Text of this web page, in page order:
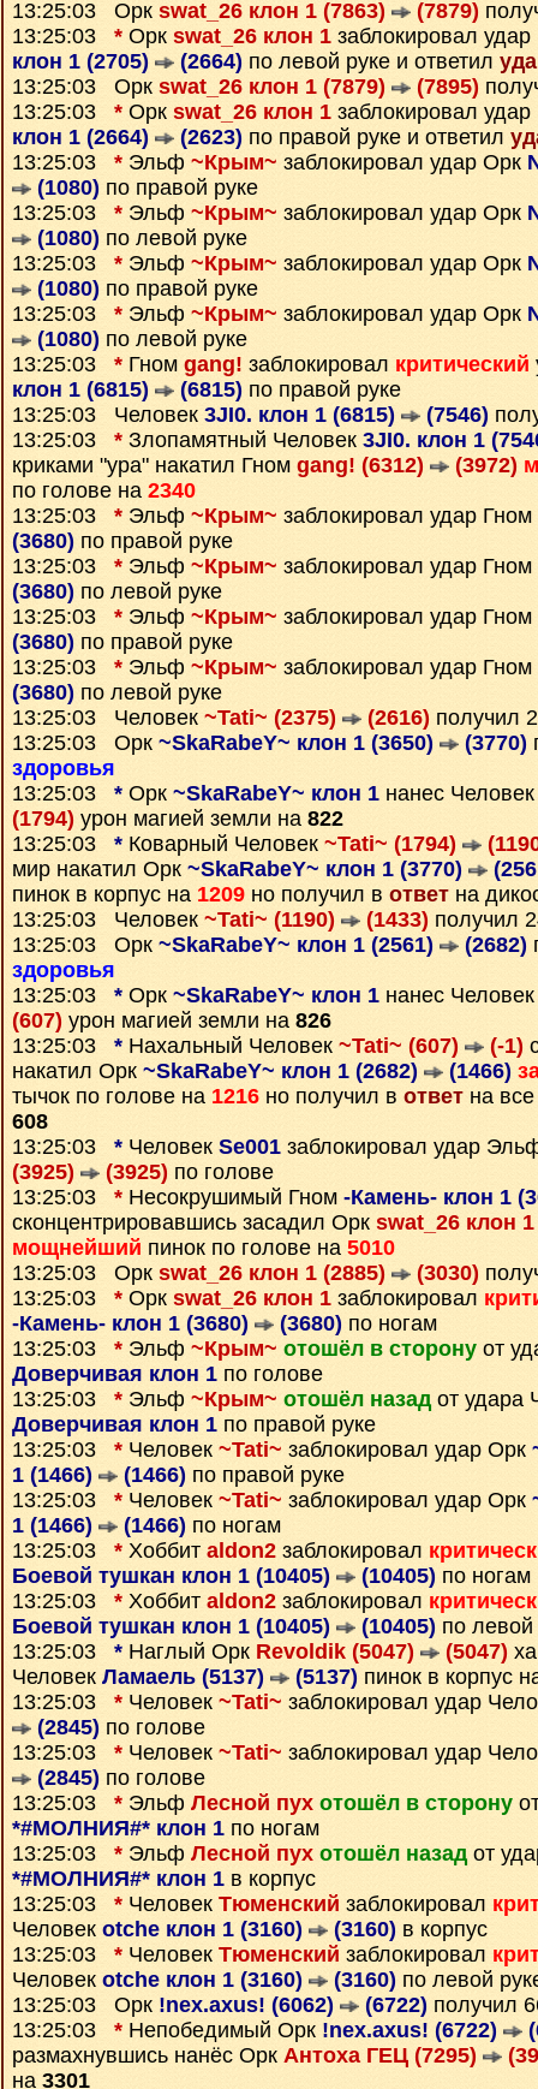
13:25:03 Орк swat_26 клон 1 (7863) (7879)
13:25:03 * Орк swat_26 клон 1 заблокировал
клон 1 (2705)
(2664) по левой руке и ответил
13:25:03 Орк swat_26 клон 1 (7879) (7895)
13:25:03 * Орк swat_26 клон 1 заблокировал
клон 1 (2664)
(2623) по правой руке и ответил
13:25:03 * Эльф ~Крым~ заблокировал удар Орк
(1080) по правой руке
13:25:03 * Эльф ~Крым~ заблокировал удар Орк
(1080) по левой руке
13:25:03 * Эльф ~Крым~ заблокировал удар Орк
(1080) по правой руке
13:25:03 * Эльф ~Крым~ заблокировал удар Орк
(1080) по левой руке
13:25:03 * Гном gang! заблокировал критический
клон 1 (6815)
(6815) по правой руке
13:25:03 Человек 3JI0. клон 1 (6815) (7546)
13:25:03 * Злопамятный Человек 3JI0. клон 1
криками "ура" накатил Гном gang! (6312) (3972)
по голове на 2340
13:25:03 * Эльф ~Крым~ заблокировал удар Гном
(3680) по правой руке
13:25:03 * Эльф ~Крым~ заблокировал удар Гном
(3680) по левой руке
13:25:03 * Эльф ~Крым~ заблокировал удар Гном
(3680) по правой руке
13:25:03 * Эльф ~Крым~ заблокировал удар Гном
(3680) по левой руке
13:25:03 Человек ~Tati~ (2375) (2616) получил
13:25:03 Орк ~SkaRabeY~ клон 1 (3650) (3770)
здоровья
13:25:03 * Орк ~SkaRabeY~ клон 1 нанес
(1794) урон магией земли на 822
13:25:03 * Коварный Человек ~Tati~ (1794)
мир накатил Орк ~SkaRabeY~ клон 1 (3770)
пинок в корпус на 1209 но получил в ответ на
13:25:03 Человек ~Tati~ (1190) (1433) получил
13:25:03 Орк ~SkaRabeY~ клон 1 (2561) (2682)
здоровья
13:25:03 * Орк ~SkaRabeY~ клон 1 нанес
(607) урон магией земли на 826
13:25:03 * Нахальный Человек ~Tati~ (607) (-1)
накатил Орк ~SkaRabeY~ клон 1 (2682) (1466)
тычок по голове на 1216 но получил в ответ на
608
13:25:03 * Человек Se001 заблокировал удар
(3925)
(3925) по голове
13:25:03 * Несокрушимый Гном -Камень- клон 1
сконцентрировавшись засадил Орк swat_26 клон
мощнейший пинок по голове на 5010
13:25:03 Орк swat_26 клон 1 (2885) (3030)
13:25:03 * Орк swat_26 клон 1 заблокировал
-Камень- клон 1 (3680)
(3680) по ногам
13:25:03 * Эльф ~Крым~ отошёл в сторону от
Доверчивая клон 1 по голове
13:25:03 * Эльф ~Крым~ отошёл назадот удара
Доверчивая клон 1 по правой руке
13:25:03 * Человек ~Tati~ заблокировал удар Орк
1 (1466)
(1466) по правой руке
13:25:03 * Человек ~Tati~ заблокировал удар Орк
1 (1466)
(1466) по ногам
13:25:03 * Хоббит aldon2 заблокировал
Боевой тушкан клон 1 (10405)
(10405) по ногам
13:25:03 * Хоббит aldon2 заблокировал
Боевой тушкан клон 1 (10405)
(10405) по левой
13:25:03 * Наглый Орк Revoldik (5047) (5047)
Человек Ламаель (5137) (5137) пинок в корпус
13:25:03 * Человек ~Tati~ заблокировал удар
(2845) по голове
13:25:03 * Человек ~Tati~ заблокировал удар
(2845) по голове
13:25:03 * Эльф Лесной пух отошёл в сторону
*#МОЛНИЯ#* клон 1 по ногам
13:25:03 * Эльф Лесной пух отошёл назадот
*#МОЛНИЯ#* клон 1 в корпус
13:25:03 * Человек Тюменский заблокировал
Человек otche клон 1 (3160) (3160) в корпус
13:25:03 * Человек Тюменский заблокировал
Человек otche клон 1 (3160) (3160) по левой
13:25:03 Орк !nex.axus! (6062) (6722) получил
13:25:03 * Непобедимый Орк !nex.axus! (6722)
размахнувшись нанёс Орк Антоха ГЕЦ (7295)
на 3301